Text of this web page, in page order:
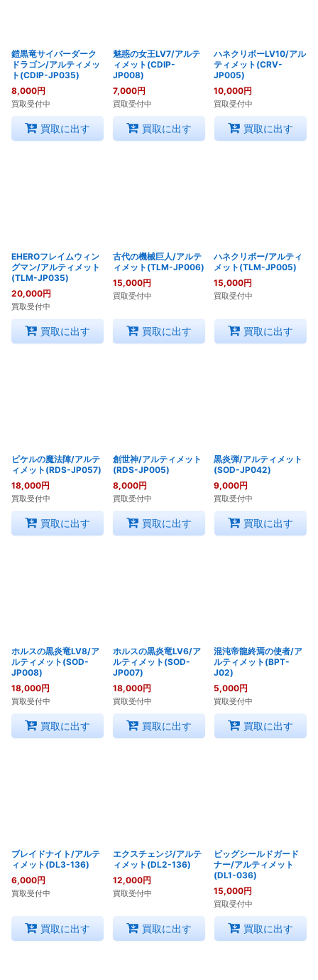
鎧黒竜サイバーダーク
ドラゴン/アルティメッ
ト(CDIP-JP035)
8,000円
買取受付中
買取に出す
魅惑の女王LV7/アルテ
ィメット(CDIP-
JP008)
7,000円
買取受付中
買取に出す
ハネクリボーLV10/アル
ティメット(CRV-
JP005)
10,000円
買取受付中
買取に出す
EHEROフレイムウィン
グマン/アルティメット
(TLM-JP035)
20,000円
買取受付中
買取に出す
古代の機械巨人/アルテ
ィメット(TLM-JP006)
15,000円
買取受付中
買取に出す
ハネクリボー/アルティ
メット(TLM-JP005)
15,000円
買取受付中
買取に出す
ピケルの魔法陣/アルテ
ィメット(RDS-JP057)
18,000円
買取受付中
買取に出す
創世神/アルティメット
(RDS-JP005)
8,000円
買取受付中
買取に出す
黒炎弾/アルティメット
(SOD-JP042)
9,000円
買取受付中
買取に出す
ホルスの黒炎竜LV8/ア
ルティメット(SOD-
JP008)
18,000円
買取受付中
買取に出す
ホルスの黒炎竜LV6/ア
ルティメット(SOD-
JP007)
18,000円
買取受付中
買取に出す
混沌帝龍終焉の使者/ア
ルティメット(BPT-
J02)
5,000円
買取受付中
買取に出す
ブレイドナイト/アルテ
ィメット(DL3-136)
6,000円
買取受付中
買取に出す
エクスチェンジ/アルテ
ィメット(DL2-136)
12,000円
買取受付中
買取に出す
ビッグシールドガード
ナー/アルティメット
(DL1-036)
15,000円
買取受付中
買取に出す